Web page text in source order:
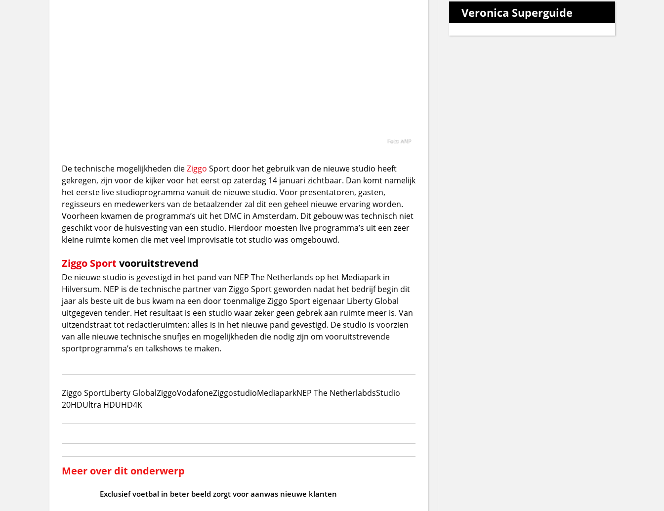
Foto ANP
De technische mogelijkheden dieZiggo Sport door het gebruik van de nieuwe studio heeft
gekregen, zijn voor de kijker voor het eerst op zaterdag 14 januari zichtbaar. Dan komt namelijk
het eerste live studioprogramma vanuit de nieuwe studio. Voor presentatoren, gasten,
regisseurs en medewerkers van de betaalzender zal dit een geheel nieuwe ervaring worden.
Voorheen kwamen de programma’s uit het DMC in Amsterdam. Dit gebouw was technisch niet
geschikt voor de huisvesting van een studio. Hierdoor moesten live programma’s uit een zeer
kleine ruimte komen die met veel improvisatie tot studio was omgebouwd.
Ziggo Sport vooruitstrevend
De nieuwe studio is gevestigd in het pand van NEP The Netherlands op het Mediapark in
Hilversum. NEP is de technische partner van Ziggo Sport geworden nadat het bedrijf begin dit
jaar als beste uit de bus kwam na een door toenmalige Ziggo Sport eigenaar Liberty Global
uitgegeven tender. Het resultaat is een studio waar zeker geen gebrek aan ruimte meer is. Van
uitzendstraat tot redactieruimten: alles is in het nieuwe pand gevestigd. De studio is voorzien
van alle nieuwe technische snufjes en mogelijkheden die nodig zijn om vooruitstrevende
sportprogramma’s en talkshows te maken.
Ziggo SportLiberty GlobalZiggoVodafoneZiggostudioMediaparkNEP The NetherlabdsStudio
20HDUltra HDUHD4K
Meer over dit onderwerp
Exclusief voetbal in beter beeld zorgt voor aanwas nieuwe klanten
Veronica Superguide